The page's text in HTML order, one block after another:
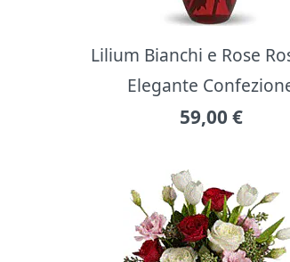
Lilium Bianchi e Rose
Elegante
59,00 €